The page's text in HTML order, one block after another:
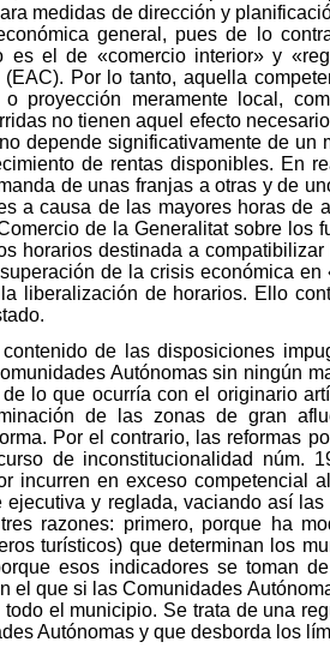
medidas de dirección y
general, pues de lo
es el de «comercio interior» y
Por lo tanto, aquella
proyección meramente local,
no tienen aquel efecto
depende significativamente de
de rentas disponibles. En
de unas franjas a otras y de
a causa de las mayores horas de
de la Generalitat sobre los
horarios destinada a
de la crisis económica
liberalización de horarios. Ello
de las disposiciones
Autónomas sin ningún
lo que ocurría con el originario
de las zonas de gran
Por el contrario, las reformas
de inconstitucionalidad núm.
incurren en exceso competencial
y reglada, vaciando así
razones: primero, porque ha
turísticos) que determinan los
esos indicadores se toman
el que si las Comunidades
todo el municipio. Se trata de una
Autónomas y que desborda los